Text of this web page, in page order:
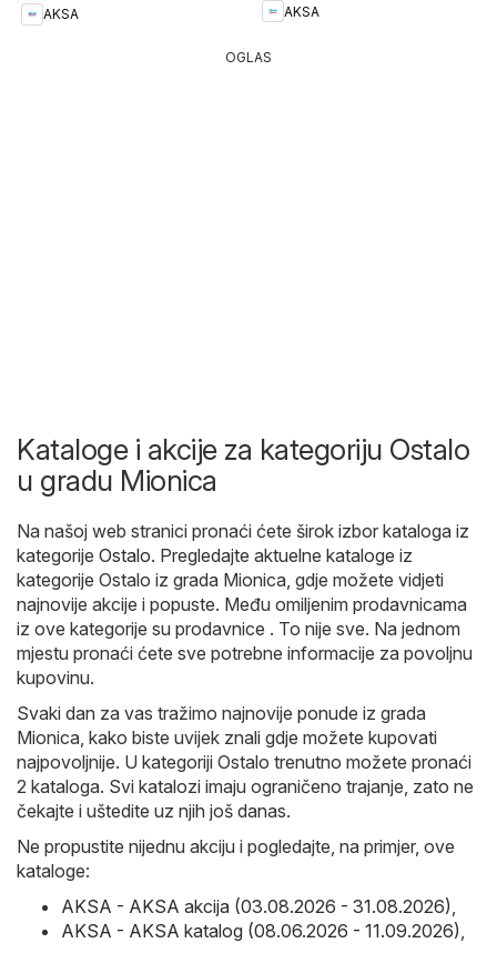
AKSA
AKSA
OGLAS
Kataloge i akcije za kategoriju Ostalo
u gradu Mionica
Na našoj web stranici pronaći ćete širok izbor kataloga iz
kategorije Ostalo. Pregledajte aktuelne kataloge iz
kategorije Ostalo iz grada Mionica, gdje možete vidjeti
najnovije akcije i popuste. Među omiljenim prodavnicama
iz ove kategorije su prodavnice . To nije sve. Na jednom
mjestu pronaći ćete sve potrebne informacije za povoljnu
kupovinu.
Svaki dan za vas tražimo najnovije ponude iz grada
Mionica, kako biste uvijek znali gdje možete kupovati
najpovoljnije. U kategoriji Ostalo trenutno možete pronaći
2 kataloga. Svi katalozi imaju ograničeno trajanje, zato ne
čekajte i uštedite uz njih još danas.
Ne propustite nijednu akciju i pogledajte, na primjer, ove
kataloge:
AKSA - AKSA akcija (03.08.2026 - 31.08.2026)
AKSA - AKSA katalog (08.06.2026 - 11.09.2026)